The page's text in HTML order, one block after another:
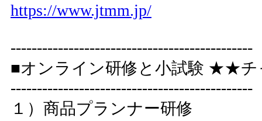
https://www.jtmm.jp/
----------------------------------------------
■オンライン研修と小試験 ★★チ
----------------------------------------------
１）商品プランナー研修 5